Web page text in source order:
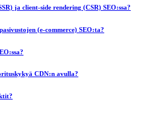
ja client-side rendering (CSR) SEO:ssa?
(e-commerce) SEO:ta?
CDN:n avulla?